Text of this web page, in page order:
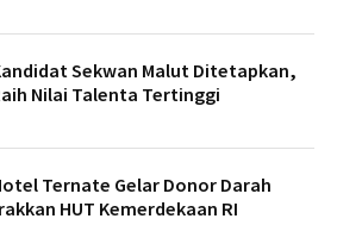
Sekwan Malut Ditetapkan,
Nilai Talenta Tertinggi
Ternate Gelar Donor Darah
HUT Kemerdekaan RI